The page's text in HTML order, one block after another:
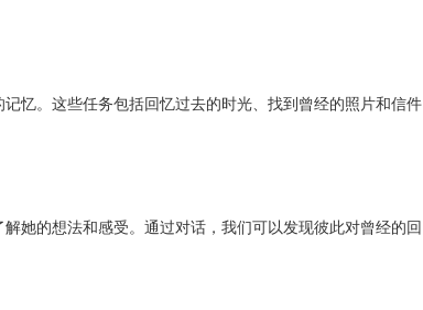
忆。这些任务包括回忆过去的时光、找到曾经的照片和信件
她的想法和感受。通过对话，我们可以发现彼此对曾经的回